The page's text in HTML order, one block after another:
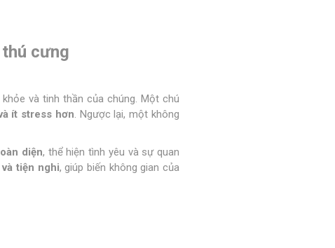
cưng
và tinh thần của chúng. Một chú
ít stress hơn. Ngược lại, một không
diện, thể hiện tình yêu và sự quan
tiện nghi, giúp biến không gian của